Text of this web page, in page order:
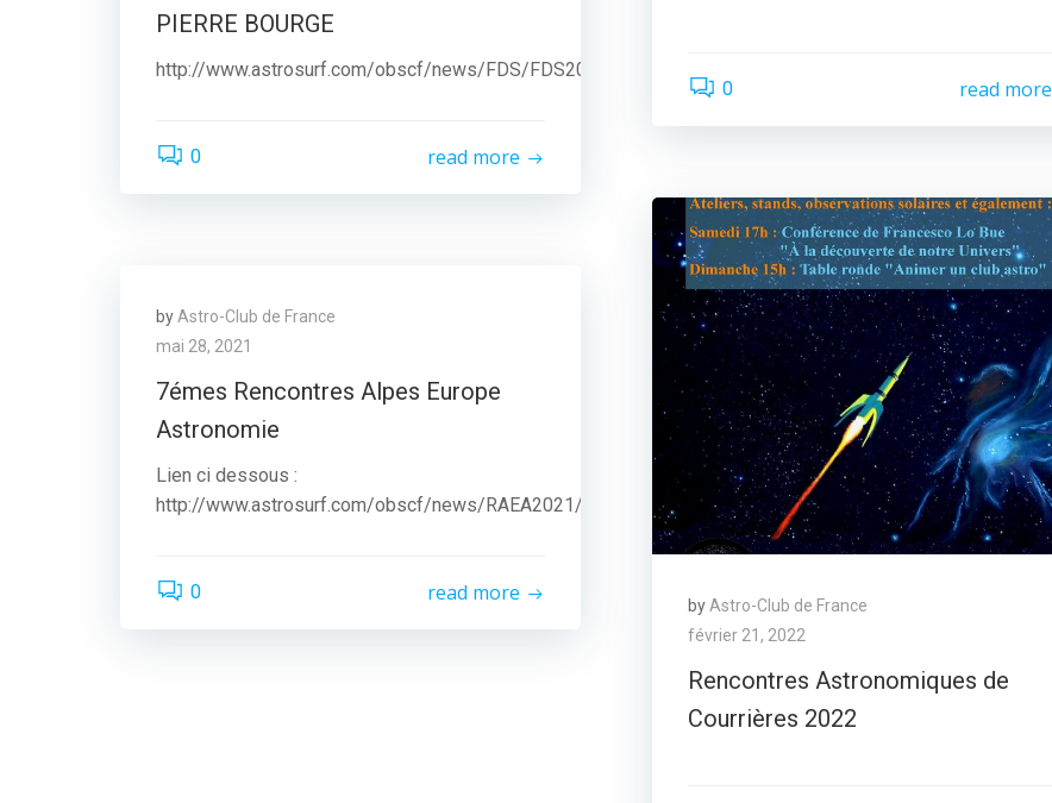
PIERRE BOURGE
http://www.astrosurf.com/obscf/news/FDS/FDS2025/renseignements_FDS.html
0 read more
0 read more
by Astro-Club de France
février 21, 2022
Rencontres Astronomiques de
Courrières 2022
by Astro-Club de France
mai 28, 2021
7émes Rencontres Alpes Europe
Astronomie
Lien ci dessous :
http://www.astrosurf.com/obscf/news/RAEA2021/renseignements_clamensane.html
0 read more